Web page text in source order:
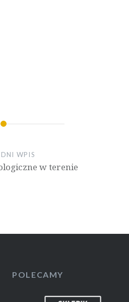
WPIS
w terenie
POLECAMY